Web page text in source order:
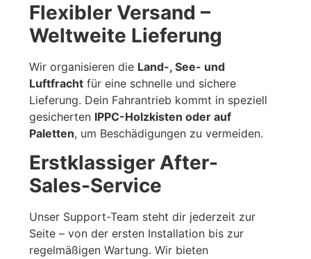
Flexibler Versand –
Weltweite Lieferung
Wir organisieren die Land-, See- und
Luftfracht für eine schnelle und sichere
Lieferung. Dein Fahrantrieb kommt in speziell
gesicherten IPPC-Holzkisten oder auf
Paletten, um Beschädigungen zu vermeiden.
Erstklassiger After-
Sales-Service
Unser Support-Team steht dir jederzeit zur
Seite – von der ersten Installation bis zur
regelmäßigen Wartung. Wir bieten